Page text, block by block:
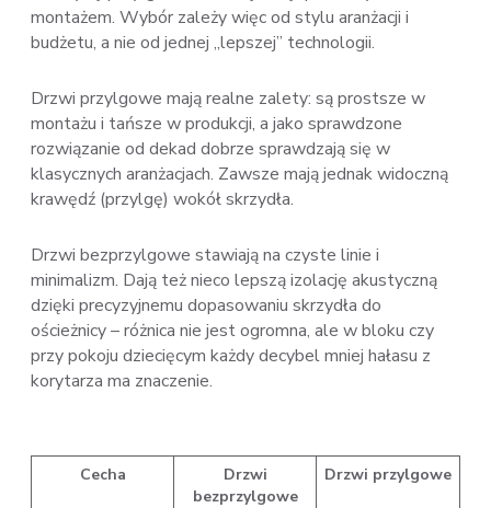
montażem. Wybór zależy więc od stylu aranżacji i
budżetu, a nie od jednej „lepszej” technologii.
Drzwi przylgowe mają realne zalety: są prostsze w
montażu i tańsze w produkcji, a jako sprawdzone
rozwiązanie od dekad dobrze sprawdzają się w
klasycznych aranżacjach. Zawsze mają jednak widoczną
krawędź (przylgę) wokół skrzydła.
Drzwi bezprzylgowe stawiają na czyste linie i
minimalizm. Dają też nieco lepszą izolację akustyczną
dzięki precyzyjnemu dopasowaniu skrzydła do
ościeżnicy – różnica nie jest ogromna, ale w bloku czy
przy pokoju dziecięcym każdy decybel mniej hałasu z
korytarza ma znaczenie.
Cecha
Drzwi
bezprzylgowe
Drzwi przylgowe